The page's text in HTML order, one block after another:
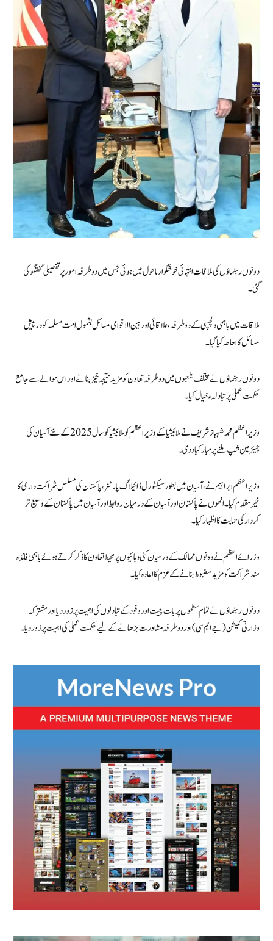
دونوں رہنماؤں کی ملاقات انتہائی خوشگوار ماحول میں ہوئی جس میں دو طرفہ امور پر تفصیلی گفتگو کی
گئی۔
ملاقات میں باہمی دلچسپی کے دوطرفہ، علاقائی اور بین الاقوامی مسائل بشمول امت مسلمہ کو درپیش
مسائل کا احاطہ کیا گیا۔
دونوں رہنماؤں نے مختلف شعبوں میں دو طرفہ تعاون کو مزید نتیجہ خیز بنانے اور اس حوالے سے جامع
حکمت عملی پر تبادلہ ءخیال کیا۔
وزیراعظم محمد شہباز شریف نے ملائیشیا کے وزیر اعظم کو ملائیشیا کو سال 2025 کے لئے آسیان کی
چیئرمین شپ ملنے پر مبارکباد دی۔
وزیر اعظم ابراہیم نے ، آسیان میں بطور سیکٹورل ڈائیلاگ پارٹنر، پاکستان کی مسلسل شراکت داری کا
خیرمقدم کیا۔انھوں نے پاکستان اور آسیان کے درمیان روابط اور آسیان میں پاکستان کے وسیع تر
کردار کی حمایت کا اظہار کیا۔
وزرائے اعظم نے دونوں ممالک کے درمیان کئی دہائیوں پر محیط تعاون کا ذکر کرتے ہوئے باہمی فائدہ
مند شراکت کو مزید مضبوط بنانے کے عزم کا اعادہ کیا۔
دونوں رہنماؤں نے تمام سطحوں پر بات چیت اور وفود کے تبادلوں کی اہمیت پر زور دیا اور مشترکہ
وزارتی کمیشن (جے ایم سی) اور دو طرفہ مشاورت بڑھانے کے لیے حکمت عملی کی اہمیت پر زور دیا۔